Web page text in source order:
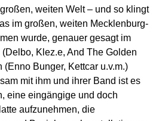
weiten Welt – und so klingt
im großen, weiten Mecklenburg-
wurde, genauer gesagt im
Klez.e, And The Golden
Bunger, Kettcar u.v.m.)
mit ihm und ihrer Band ist es
eine eingängige und doch
aufzunehmen, die